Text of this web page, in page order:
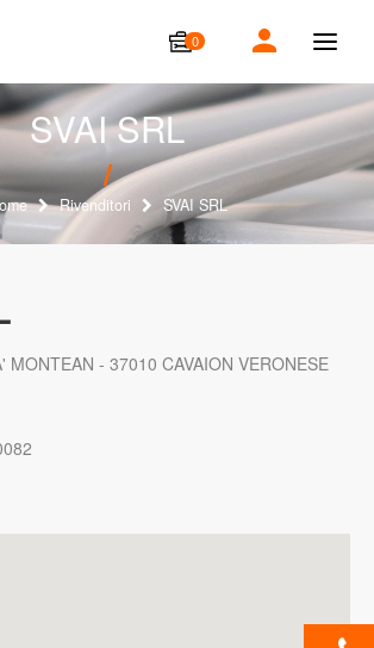
0
T
g
g
l
n
a
v
i
o
SVAI SRL
Rivenditori SVAI SRL
MONTEAN - 37010 CAVAION VERONESE